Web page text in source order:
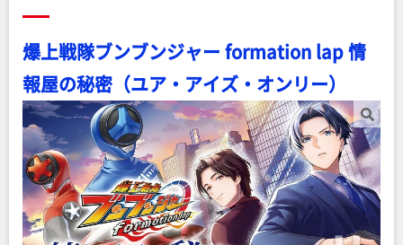
爆上戦隊ブンブンジャー formation lap 情
報屋の秘密（ユア・アイズ・オンリー）